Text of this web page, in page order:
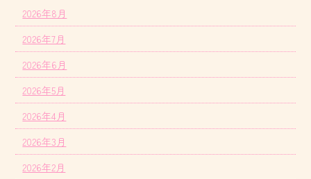
2026年8月
2026年7月
2026年6月
2026年5月
2026年4月
2026年3月
2026年2月